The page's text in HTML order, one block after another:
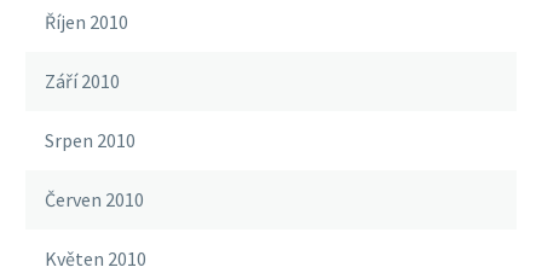
Říjen 2010
Září 2010
Srpen 2010
Červen 2010
Květen 2010